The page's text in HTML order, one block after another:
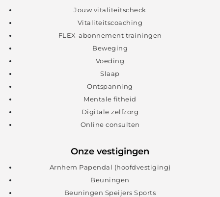
Jouw vitaliteitscheck
Vitaliteitscoaching
FLEX-abonnement trainingen
Beweging
Voeding
Slaap
Ontspanning
Mentale fitheid
Digitale zelfzorg
Online consulten
Onze vestigingen
Arnhem Papendal (hoofdvestiging)
Beuningen
Beuningen Speijers Sports